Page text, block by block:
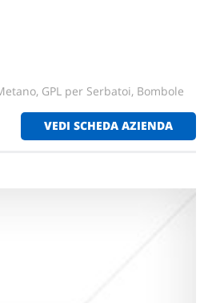
GPL per Serbatoi, Bombole
VEDI SCHEDA AZIENDA